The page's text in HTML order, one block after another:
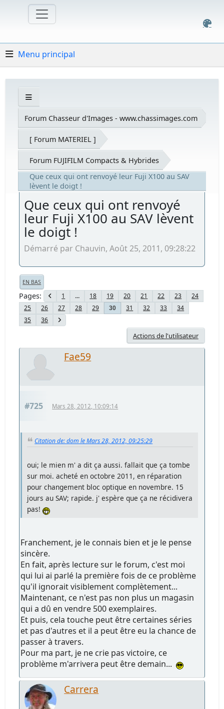
Menu principal
Forum Chasseur d'Images - www.chassimages.com
[ Forum MATERIEL ]
Forum FUJIFILM Compacts & Hybrides
Que ceux qui ont renvoyé leur Fuji X100 au SAV
lèvent le doigt !
Que ceux qui ont renvoyé
leur Fuji X100 au SAV lèvent
le doigt !
Démarré par Chauvin, Août 25, 2011, 09:28:22
EN BAS
Pages 1 ... 18 19 20 21 22 23
24
25
26 27 28 29 30 31 32 33
34
35
36
Actions de l'utilisateur
Fae59
#725 Mars 28, 2012, 10:09:14
Citation de: dom le Mars 28, 2012, 09:25:29
oui; le mien m' a dit ça aussi. fallait que ça tombe
sur moi. acheté en octobre 2011, en réparation
pour changement bloc optique en novembre. 15
jours au SAV; rapide. j' espère que ça ne récidivera
pas!
Franchement, je le connais bien et je le pense
sincère.
En fait, après lecture sur le forum, c'est moi
qui lui ai parlé la première fois de ce problème
qu'il ignorait visiblement complètement...
Maintenant, ce n'est pas non plus un magasin
qui a dû en vendre 500 exemplaires.
Et puis, cela touche peut être certaines séries
et pas d'autres et il a peut être eu la chance de
passer à travers.
Pour ma part, je ne crie pas victoire, ce
problème m'arrivera peut être demain...
Carrera